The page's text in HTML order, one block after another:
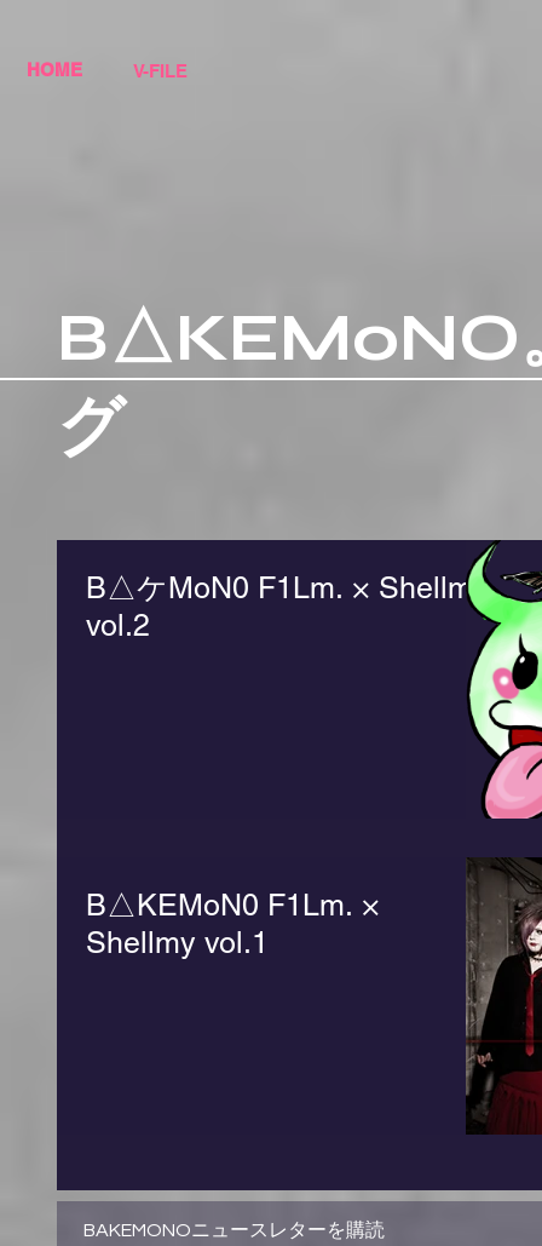
HOME V-FILE
B△KEMoNO
グ
B△ケMoN0 F1Lm. × Shellmy
vol.2
B△KEMoN0 F1Lm. ×
Shellmy vol.1
BAKEMONOニュースレターを購読